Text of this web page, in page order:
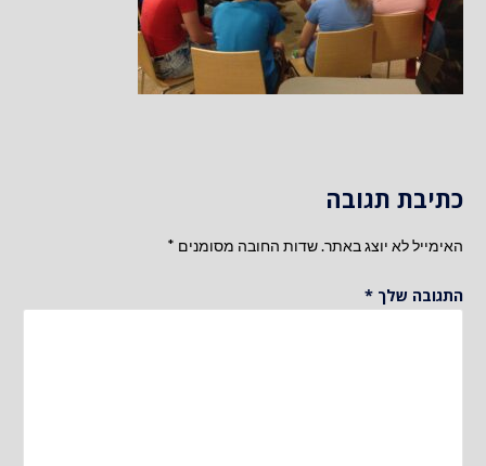
כתיבת תגובה
האימייל לא יוצג באתר.שדות החובה מסומנים *
התגובה שלך *